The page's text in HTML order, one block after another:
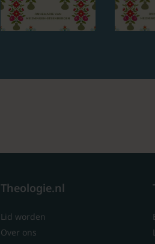
Theologie.nl
Lid worden
Over ons